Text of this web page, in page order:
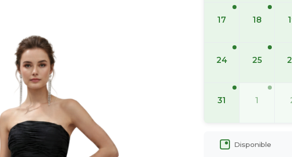
17 18
24 25
31 1
Disponible